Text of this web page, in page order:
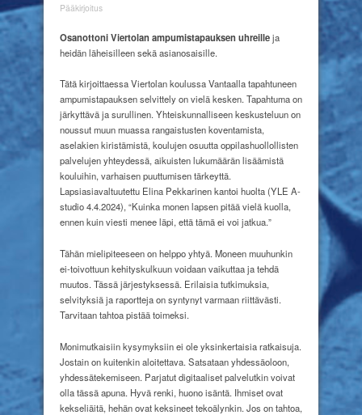
Pääkirjoitus
Osanottoni Viertolan ampumistapauksen uhreilleja
heidän läheisilleen sekä asianosaisille.
Tätä kirjoittaessa Viertolan koulussa Vantaalla tapahtuneen
ampumistapauksen selvittely on vielä kesken. Tapahtuma on
järkyttävä ja surullinen. Yhteiskunnalliseen keskusteluun on
noussut muun muassa rangaistusten koventamista,
aselakien kiristämistä, koulujen osuutta oppilashuollollisten
palvelujen yhteydessä, aikuisten lukumäärän lisäämistä
kouluihin, varhaisen puuttumisen tärkeyttä.
Lapsiasiavaltuutettu Elina Pekkarinen kantoi huolta (YLE A-
studio 4.4.2024), “Kuinka monen lapsen pitää vielä kuolla,
ennen kuin viesti menee läpi, että tämä ei voi jatkua.”
Tähän mielipiteeseen on helppo yhtyä. Moneen muuhunkin
ei-toivottuun kehityskulkuun voidaan vaikuttaa ja tehdä
muutos. Tässä järjestyksessä. Erilaisia tutkimuksia,
selvityksiä ja raportteja on syntynyt varmaan riittävästi.
Tarvitaan tahtoa pistää toimeksi.
Monimutkaisiin kysymyksiin ei ole yksinkertaisia ratkaisuja.
Jostain on kuitenkin aloitettava. Satsataan yhdessäoloon,
yhdessätekemiseen. Parjatut digitaaliset palvelutkin voivat
olla tässä apuna. Hyvä renki, huono isäntä. Ihmiset ovat
kekseliäitä, hehän ovat keksineet tekoälynkin. Jos on tahtoa,